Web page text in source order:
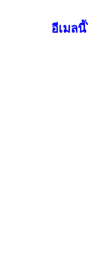
อีเมล